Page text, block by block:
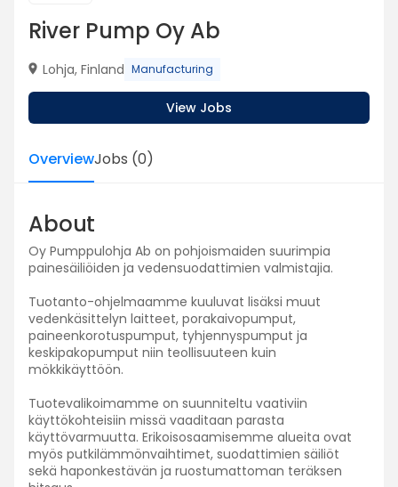
River Pump Oy Ab
Lohja, Finland Manufacturing
View Jobs
OverviewJobs (0)
About
Oy Pumppulohja Ab on pohjoismaiden suurimpia
painesäiliöiden ja vedensuodattimien valmistajia.
Tuotanto-ohjelmaamme kuuluvat lisäksi muut
vedenkäsittelyn laitteet, porakaivopumput,
paineenkorotuspumput, tyhjennyspumput ja
keskipakopumput niin teollisuuteen kuin
mökkikäyttöön.
Tuotevalikoimamme on suunniteltu vaativiin
käyttökohteisiin missä vaaditaan parasta
käyttövarmuutta. Erikoisosaamisemme alueita ovat
myös putkilämmönvaihtimet, suodattimien säiliöt
sekä haponkestävän ja ruostumattoman teräksen